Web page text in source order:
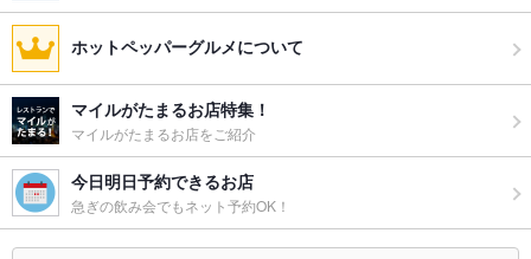
ホットペッパーグルメについて
マイルがたまるお店特集！
マイルがたまるお店をご紹介
今日明日予約できるお店
急ぎの飲み会でもネット予約OK！